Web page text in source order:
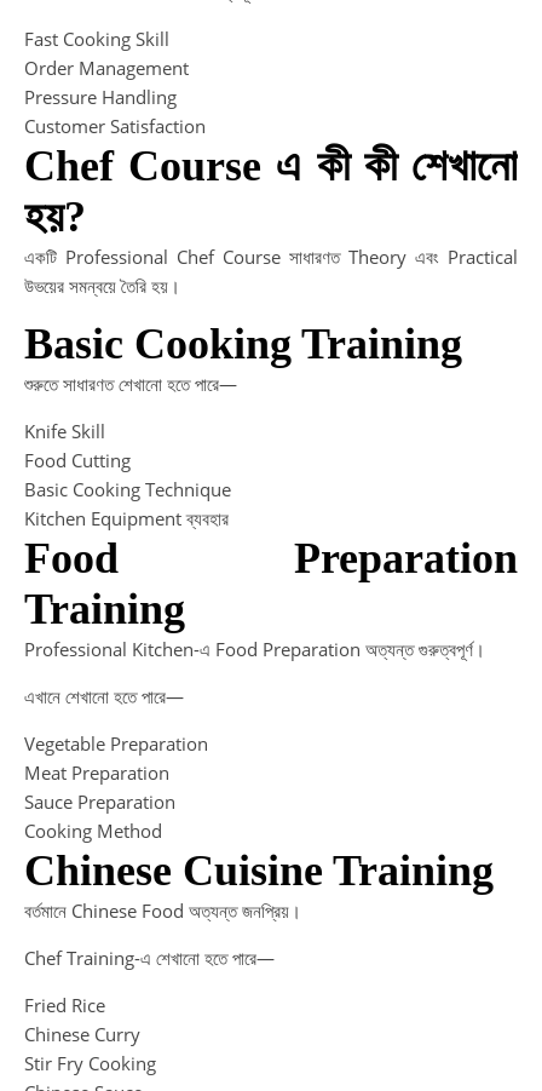
Fast Cooking Skill
Order Management
Pressure Handling
Customer Satisfaction
Chef Course এ কী কী শেখানো
হয়?
একটি Professional Chef Course সাধারণত Theory এবং Practical
উভয়ের সমন্বয়ে তৈরি হয়।
Basic Cooking Training
শুরুতে সাধারণত শেখানো হতে পারে—
Knife Skill
Food Cutting
Basic Cooking Technique
Kitchen Equipment ব্যবহার
Food Preparation
Training
Professional Kitchen-এ Food Preparation অত্যন্ত গুরুত্বপূর্ণ।
এখানে শেখানো হতে পারে—
Vegetable Preparation
Meat Preparation
Sauce Preparation
Cooking Method
Chinese Cuisine Training
বর্তমানে Chinese Food অত্যন্ত জনপ্রিয়।
Chef Training-এ শেখানো হতে পারে—
Fried Rice
Chinese Curry
Stir Fry Cooking